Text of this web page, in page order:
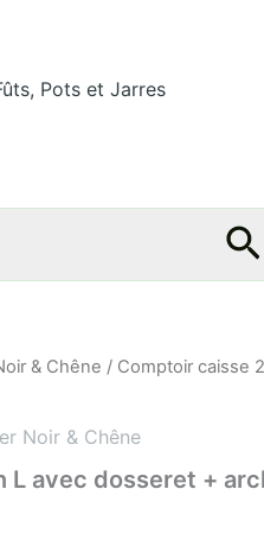
Pots et Jarres
& Chêne / Comptoir caisse
Noir & Chêne
L avec dosseret +